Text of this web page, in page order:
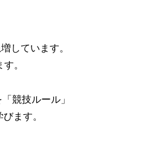
しています。
。
競技ルール」
ます。